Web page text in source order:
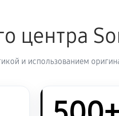
центра
и использованием